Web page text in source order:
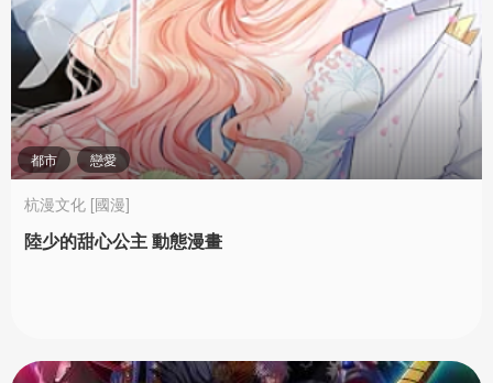
都市 戀愛
杭漫文化 [國漫]
陸少的甜心公主 動態漫畫